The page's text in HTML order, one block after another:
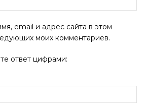
email и адрес сайта в этом
моих комментариев.
ответ цифрами: